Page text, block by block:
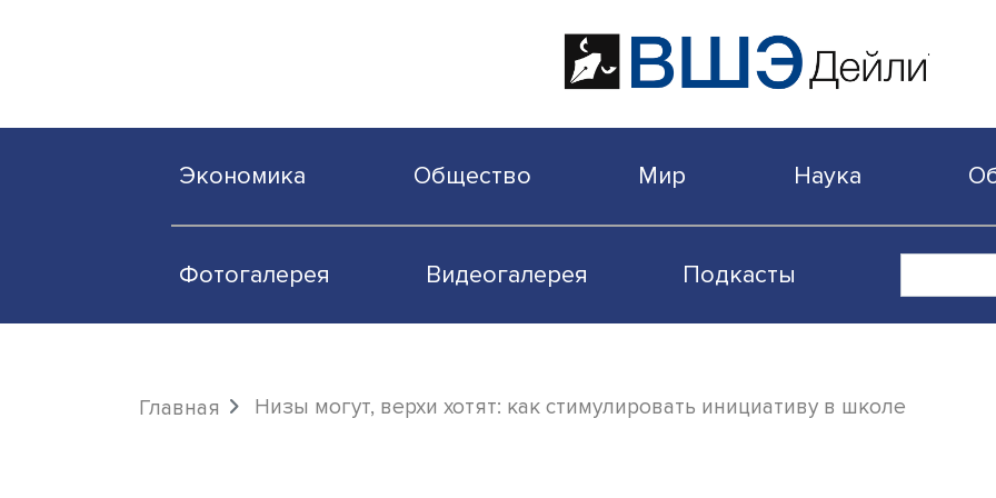
Фотогалерея Видеогалерея Подкасты